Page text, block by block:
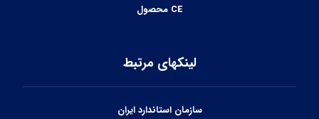
CE محصول
لینکهای مرتبط
سازمان استاندارد ایران